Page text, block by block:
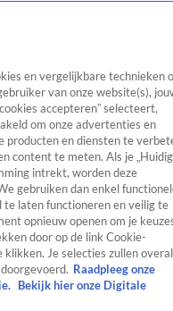
TV Algemeen
Tip
RealityCrimeVideo's
en vergelijkbare technieken
van onze website(s),
accepteren” selecteert,
om onze advertenties en
producten en diensten te
content te meten. Als je
intrekt, worden deze
gebruiken dan enkel
te laten functioneren en veilig te
opnieuw openen om je
door op de link Cookie-
Je selecties zullen overal
Raadpleeg onze
Bekijk hier onze Digitale